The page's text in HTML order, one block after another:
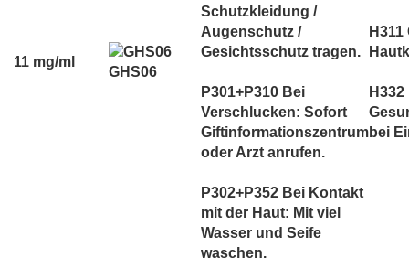
11 mg/ml
GHS06
Schutzkleidung /
Augenschutz /
Gesichtsschutz tragen.
P301+P310 Bei
Verschlucken: Sofort
Giftinformationszentrum
oder Arzt anrufen.
P302+P352 Bei Kontakt
mit der Haut: Mit viel
Wasser und Seife
waschen.
H332
bei